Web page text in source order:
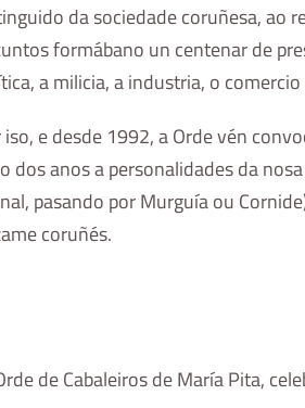
da sociedade coruñesa, ao
formábano un centenar de
a milicia, a industria, o
iso, e desde 1992, a Orde vén
dos anos a personalidades da
pasando por Murguía ou
coruñés.
de Cabaleiros de María Pita,